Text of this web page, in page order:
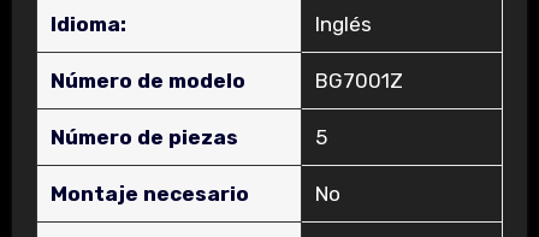
Idioma: ‎Inglés
Número de modelo ‎BG7001Z
Número de piezas ‎5
Montaje necesario ‎No